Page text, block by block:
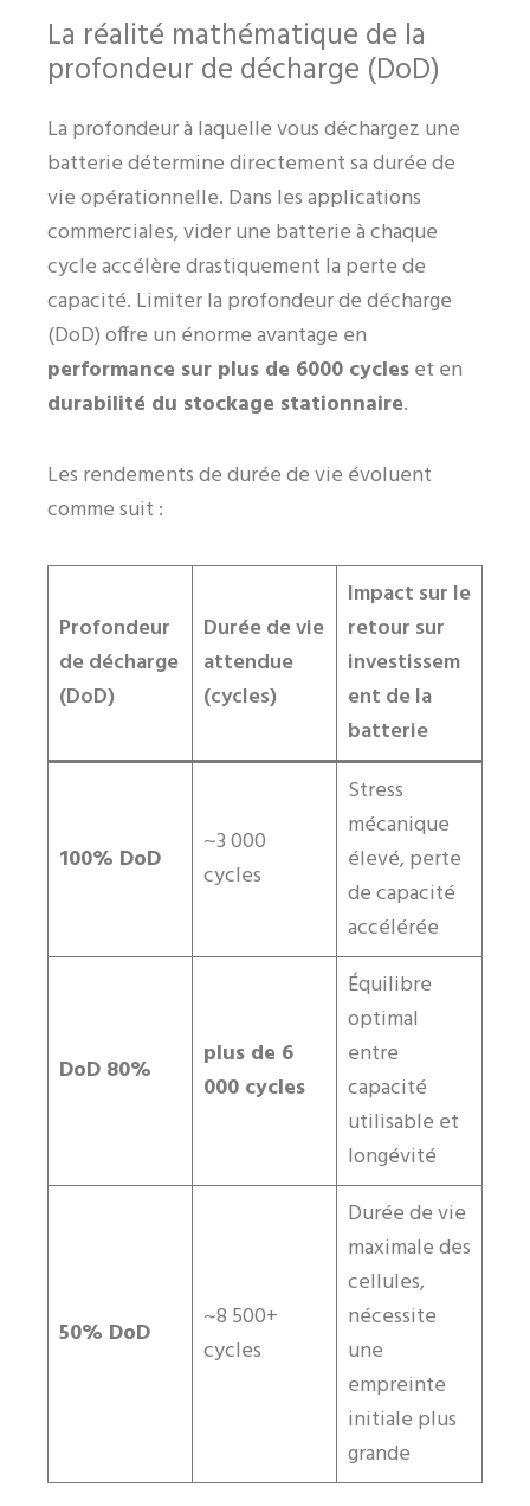
La réalité mathématique de la
profondeur de décharge (DoD)
La profondeur à laquelle vous déchargez une
batterie détermine directement sa durée de
vie opérationnelle. Dans les applications
commerciales, vider une batterie à chaque
cycle accélère drastiquement la perte de
capacité. Limiter la profondeur de décharge
(DoD) offre un énorme avantage en
performance sur plus de 6000 cycleset en
durabilité du stockage stationnaire.
Les rendements de durée de vie évoluent
comme suit :
Profondeur
de décharge
(DoD)
Durée de vie
attendue
(cycles)
Impact sur le
retour sur
investissem
ent de la
batterie
100% DoD
~3 000
cycles
Stress
mécanique
élevé, perte
de capacité
accélérée
DoD 80%
plus de 6
000 cycles
Équilibre
optimal
entre
capacité
utilisable et
longévité
50% DoD
~8 500+
cycles
Durée de vie
maximale des
cellules,
nécessite
une
empreinte
initiale plus
grande